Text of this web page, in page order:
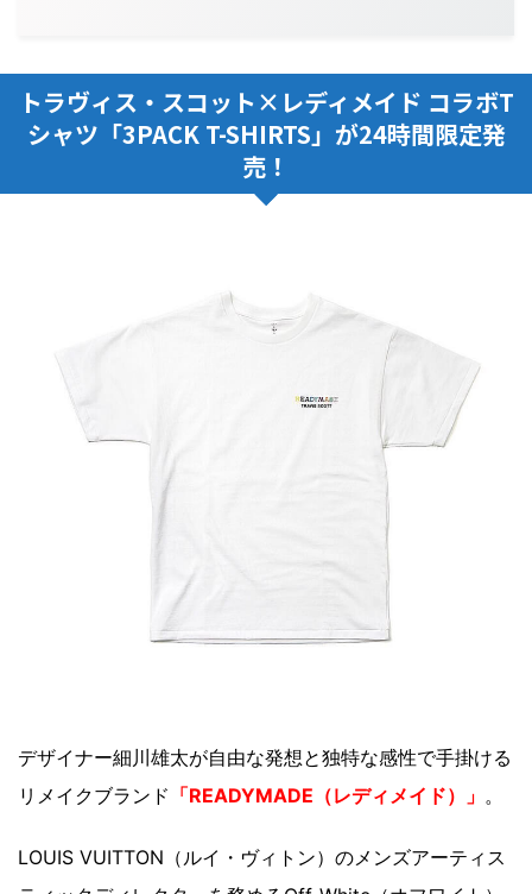
トラヴィス・スコット×レディメイド コラボT
シャツ「3PACK T-SHIRTS」が24時間限定発
売！
デザイナー細川雄太が自由な発想と独特な感性で手掛ける
リメイクブランド 「READYMADE（レディメイド）」 。
LOUIS VUITTON（ルイ・ヴィトン）のメンズアーティス